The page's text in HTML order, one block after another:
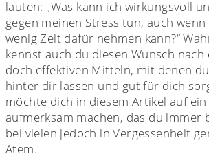
lauten: „Was kann ich wirkungsvoll
gegen meinen Stress tun, auch
wenig Zeit dafür nehmen kann?“
kennst auch du diesen Wunsch
doch effektiven Mitteln, mit denen
hinter dir lassen und gut für dich
möchte dich in diesem Artikel auf
aufmerksam machen, das du immer
bei vielen jedoch in Vergessenheit
Atem.